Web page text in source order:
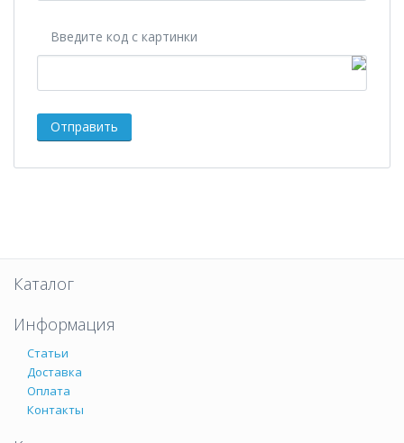
Введите код с картинки
Каталог
Информация
Статьи
Доставка
Оплата
Контакты